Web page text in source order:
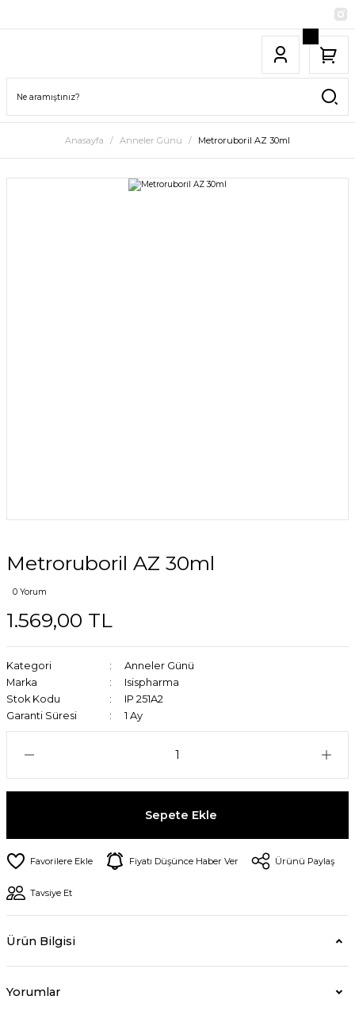
Anasayfa Anneler Günü Metroruboril AZ 30ml
Metroruboril AZ 30ml
0 Yorum
1.569,00 TL
Kategori
Anneler Günü
Marka
Isispharma
Stok Kodu
IP 251A2
Garanti Süresi
1 Ay
Sepete Ekle
Fiyatı Düşünce Haber Ver Ürünü Paylaş
Tavsiye Et
Ürün Bilgisi
Yorumlar